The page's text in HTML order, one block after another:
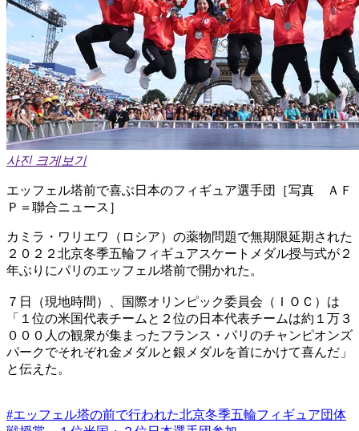
사진 크게보기
エッフェル塔前で喜ぶ日本のフィギュア選手団［写真 ＡＦ
Ｐ＝聯合ニュース］
カミラ・ワリエワ（ロシア）の薬物問題で無期限延期された
２０２２北京冬季五輪フィギュアスケートメダル授与式が２
年ぶりにパリのエッフェル塔前で開かれた。
７日（現地時間）、国際オリンピック委員会（ＩＯＣ）は
「１位の米国代表チームと２位の日本代表チームは約１万３
０００人の観衆が集まったフランス・パリのチャンピオンズ
パークでそれぞれ金メダルと銀メダルを首にかけて喜んだ」
と伝えた。
#エッフェル塔の前で行われた北京冬季五輪フィギュア団体